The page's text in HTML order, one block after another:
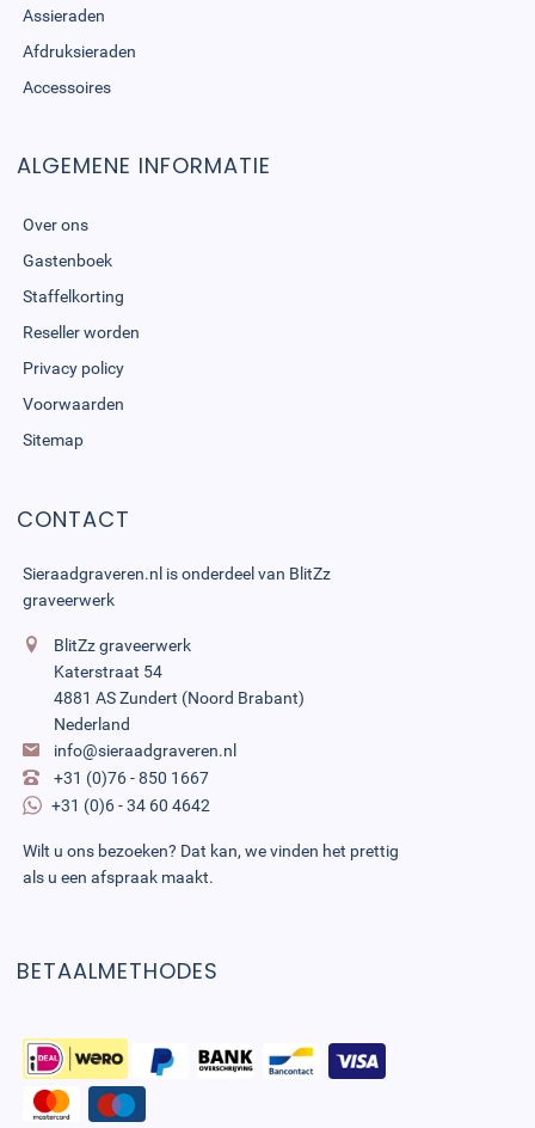
Assieraden
Afdruksieraden
Accessoires
ALGEMENE INFORMATIE
Over ons
Gastenboek
Staffelkorting
Reseller worden
Privacy policy
Voorwaarden
Sitemap
CONTACT
Sieraadgraveren.nl is onderdeel van BlitZz
graveerwerk
BlitZz graveerwerk
Katerstraat 54
4881 AS Zundert (Noord Brabant)
Nederland
info@sieraadgraveren.nl
+31 (0)76 - 850 1667
+31 (0)6 - 34 60 4642
Wilt u ons bezoeken? Dat kan, we vinden het prettig
als u een afspraak maakt.
BETAALMETHODES